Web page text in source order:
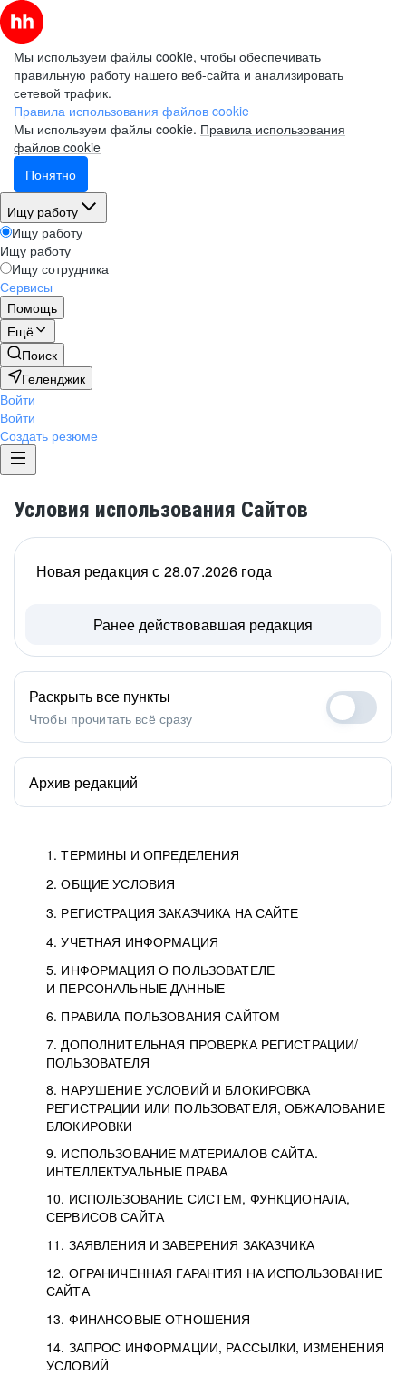
Мы используем файлы cookie, чтобы обеспечивать
правильную работу нашего веб-сайта и анализировать
сетевой трафик.
Правила использования файлов cookie
Мы используем файлы cookie. Правила использования
файлов cookie
Понятно
Ищу работу
Ищу работу
Ищу работу
Ищу сотрудника
Сервисы
Помощь
Ещё
Поиск
Геленджик
Войти
Войти
Создать резюме
Условия использования Сайтов
1. ТЕРМИНЫ И ОПРЕДЕЛЕНИЯ
2. ОБЩИЕ УСЛОВИЯ
3. РЕГИСТРАЦИЯ ЗАКАЗЧИКА НА САЙТЕ
4. УЧЕТНАЯ ИНФОРМАЦИЯ
5. ИНФОРМАЦИЯ О ПОЛЬЗОВАТЕЛЕ
И ПЕРСОНАЛЬНЫЕ ДАННЫЕ
6. ПРАВИЛА ПОЛЬЗОВАНИЯ САЙТОМ
7. ДОПОЛНИТЕЛЬНАЯ ПРОВЕРКА РЕГИСТРАЦИИ/
ПОЛЬЗОВАТЕЛЯ
8. НАРУШЕНИЕ УСЛОВИЙ И БЛОКИРОВКА
РЕГИСТРАЦИИ ИЛИ ПОЛЬЗОВАТЕЛЯ, ОБЖАЛОВАНИЕ
БЛОКИРОВКИ
9. ИСПОЛЬЗОВАНИЕ МАТЕРИАЛОВ САЙТА.
ИНТЕЛЛЕКТУАЛЬНЫЕ ПРАВА
10. ИСПОЛЬЗОВАНИЕ СИСТЕМ, ФУНКЦИОНАЛА,
СЕРВИСОВ САЙТА
11. ЗАЯВЛЕНИЯ И ЗАВЕРЕНИЯ ЗАКАЗЧИКА
12. ОГРАНИЧЕННАЯ ГАРАНТИЯ НА ИСПОЛЬЗОВАНИЕ
САЙТА
13. ФИНАНСОВЫЕ ОТНОШЕНИЯ
14. ЗАПРОС ИНФОРМАЦИИ, РАССЫЛКИ, ИЗМЕНЕНИЯ
УСЛОВИЙ
Новая редакция с 28.07.2026 года
Ранее действовавшая редакция
Раскрыть все пункты
Чтобы прочитать всё сразу
Архив редакций